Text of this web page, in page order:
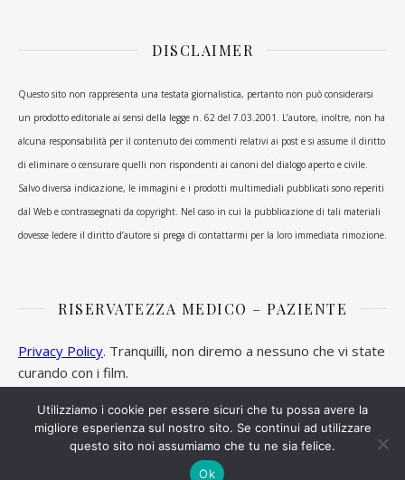
DISCLAIMER
Questo sito non rappresenta una testata giornalistica, pertanto non può considerarsi
un prodotto editoriale ai sensi della legge n. 62 del 7.03.2001. L’autore, inoltre, non ha
alcuna responsabilità per il contenuto dei commenti relativi ai post e si assume il diritto
di eliminare o censurare quelli non rispondenti ai canoni del dialogo aperto e civile.
Salvo diversa indicazione, le immagini e i prodotti multimediali pubblicati sono reperiti
dal Web e contrassegnati da copyright. Nel caso in cui la pubblicazione di tali materiali
dovesse ledere il diritto d’autore si prega di contattarmi per la loro immediata rimozione.
RISERVATEZZA MEDICO – PAZIENTE
Privacy Policy. Tranquilli, non diremo a nessuno che vi state
curando con i film.
Ashe Tema di WP Royal
Utilizziamo i cookie per essere sicuri che tu possa avere la
migliore esperienza sul nostro sito. Se continui ad utilizzare
questo sito noi assumiamo che tu ne sia felice.
Ok